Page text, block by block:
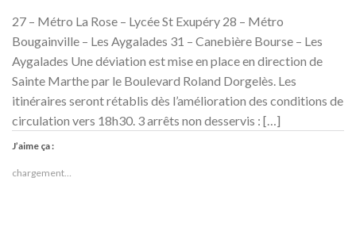
27 – Métro La Rose – Lycée St Exupéry 28 – Métro
Bougainville – Les Aygalades 31 – Canebière Bourse – Les
Aygalades Une déviation est mise en place en direction de
Sainte Marthe par le Boulevard Roland Dorgelès. Les
itinéraires seront rétablis dès l’amélioration des conditions de
circulation vers 18h30. 3 arrêts non desservis : […]
J’aime ça :
chargement…